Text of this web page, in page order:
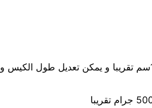
حجم الكيس طول الكيس من 5 سم الي 20 سم وعرض من 4 سم الي 14سم تقريبا و يمكن تعديل طول الكيس و